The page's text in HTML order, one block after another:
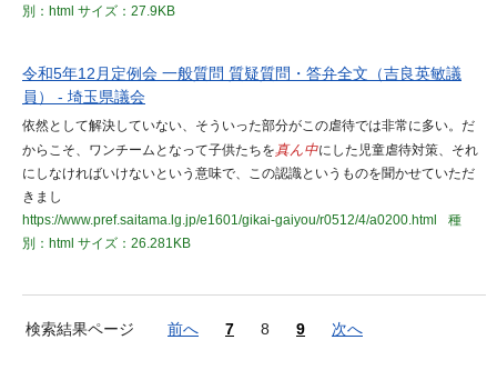
別：html サイズ：27.9KB
令和5年12月定例会 一般質問 質疑質問・答弁全文（吉良英敏議
員） - 埼玉県議会
依然として解決していない、そういった部分がこの虐待では非常に多い。だ
からこそ、ワンチームとなって子供たちを真ん中にした児童虐待対策、それ
にしなければいけないという意味で、この認識というものを聞かせていただ
きまし
https://www.pref.saitama.lg.jp/e1601/gikai-gaiyou/r0512/4/a0200.html
種
別：html サイズ：26.281KB
検索結果ページ 前へ 7 8 9 次へ